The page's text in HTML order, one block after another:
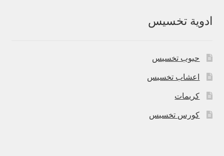
ادوية تخسيس
حبوب تخسيس
اعشاب تخسيس
كريمات
كورس تخسيس